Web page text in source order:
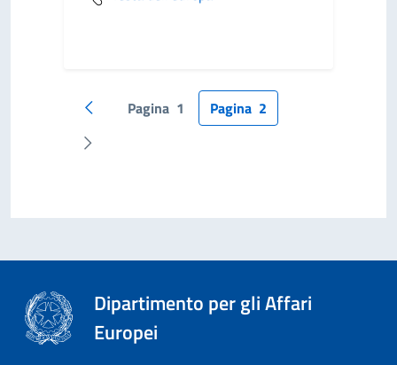
Pagina precedente
Pagina 1 Pagina 2
Pagina successiva
Dipartimento per gli Affari
Europei